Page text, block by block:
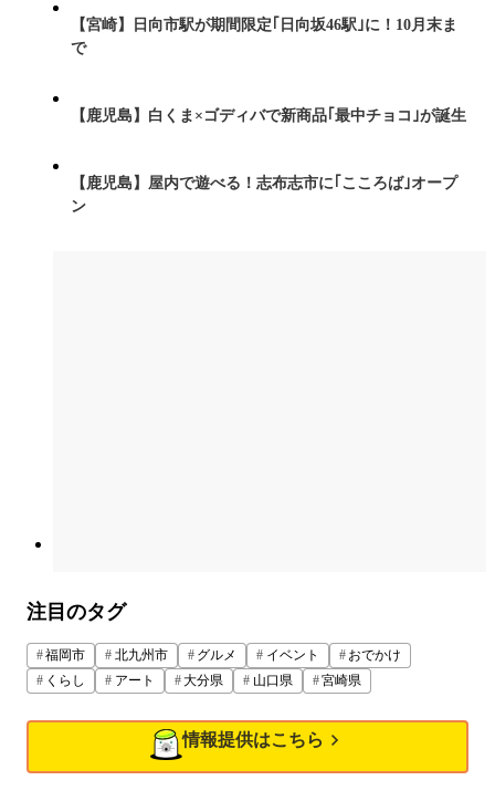
【宮崎】日向市駅が期間限定｢日向坂46駅｣に！10月末ま
で
【鹿児島】白くま×ゴディバで新商品｢最中チョコ｣が誕生
【鹿児島】屋内で遊べる！志布志市に｢こころば｣オープ
ン
注目のタグ
福岡市 北九州市 グルメ イベント
おでかけ
くらし
アート 大分県 山口県 宮崎県
情報提供はこちら